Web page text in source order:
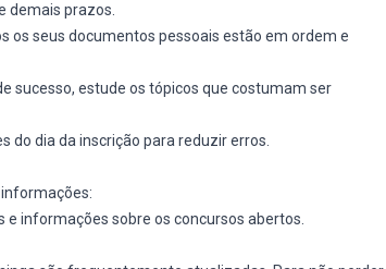
demais prazos.
os seus documentos pessoais estão em ordem e
sucesso, estude os tópicos que costumam ser
do dia da inscrição para reduzir erros.
e informações sobre os concursos abertos.